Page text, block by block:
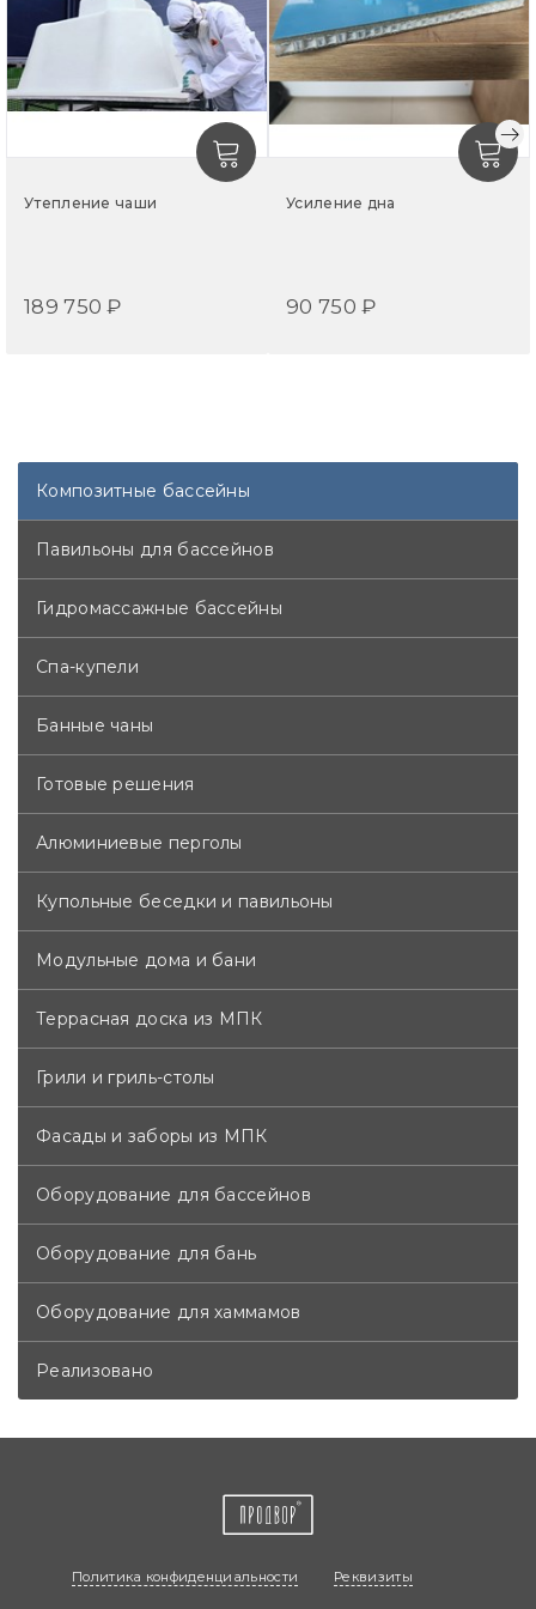
Композитные бассейны
Павильоны для бассейнов
Гидромассажные бассейны
Спа-купели
Банные чаны
Готовые решения
Алюминиевые перголы
Купольные беседки и павильоны
Модульные дома и бани
Террасная доска из МПК
Грили и гриль-столы
Фасады и заборы из МПК
Оборудование для бассейнов
Оборудование для бань
Оборудование для хаммамов
Реализовано
архитектурный облик.
Чаша бассейна РИВЬЕРА 800 выполнена из
многослойного композитного материала, который не
подвержен гниению, деформации от температурных
перепадов, выгоранию на солнце. Гладкая поверхность
без швов и острых углов не склонна к биозарастанию.
Поэтому вода дольше остается чистой, а уход за
композитным бассейном прост и экономичен.
Утепление чаши
189 750 ₽
Усиление дна
90 750 ₽
Политика конфиденциальности Реквизиты